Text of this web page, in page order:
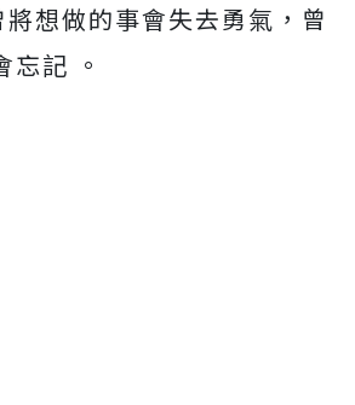
想做的事會失去勇氣，曾
忘記 。